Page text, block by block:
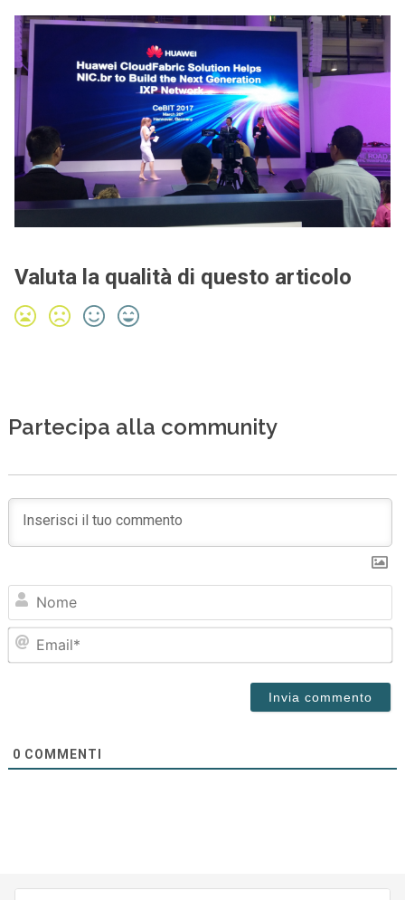
Valuta la qualità di questo articolo
Partecipa alla community
0 COMMENTI